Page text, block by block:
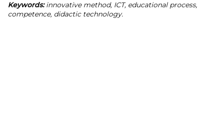
Keywords:innovative method, ICT, educational process,
competence, didactic technology.